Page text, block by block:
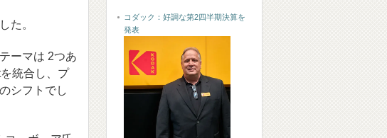
た。
ーマは 2つあ
統合し、プ
シフトでし
コダック：好調な第2四半期決算を
発表